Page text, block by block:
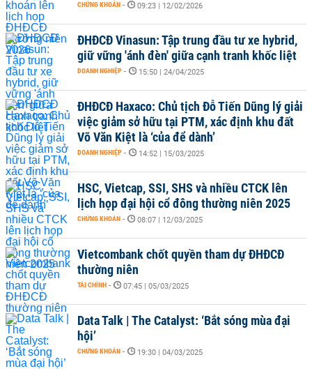
CHỨNG KHOÁN - 09:23 | 12/02/2026
ĐHĐCĐ Vinasun: Tập trung đầu tư xe hybrid,
giữ vững 'ánh đèn' giữa cạnh tranh khốc liệt
DOANH NGHIỆP - 15:50 | 24/04/2025
ĐHĐCĐ Haxaco: Chủ tịch Đỗ Tiến Dũng lý giải
việc giảm sở hữu tại PTM, xác định khu đất
Võ Văn Kiệt là ‘của để dành’
DOANH NGHIỆP - 14:52 | 15/03/2025
HSC, Vietcap, SSI, SHS và nhiều CTCK lên
lịch họp đại hội cổ đông thường niên 2025
CHỨNG KHOÁN - 08:07 | 12/03/2025
Vietcombank chốt quyền tham dự ĐHĐCĐ
thường niên
TÀI CHÍNH - 07:45 | 05/03/2025
Data Talk | The Catalyst: ‘Bắt sóng mùa đại
hội’
CHỨNG KHOÁN - 19:30 | 04/03/2025